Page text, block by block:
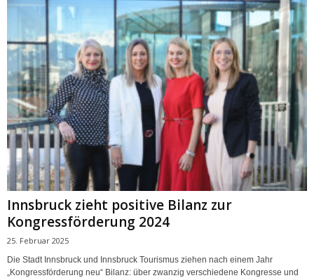
Innsbruck zieht positive Bilanz zur
Kongressförderung 2024
25. Februar 2025
Die Stadt Innsbruck und Innsbruck Tourismus ziehen nach einem Jahr
„Kongressförderung neu“ Bilanz: über zwanzig verschiedene Kongresse und